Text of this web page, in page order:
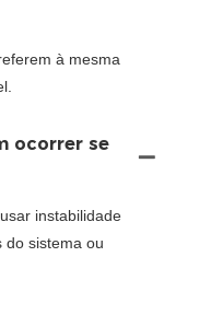
à mesma
ocorrer se
instabilidade
do sistema ou